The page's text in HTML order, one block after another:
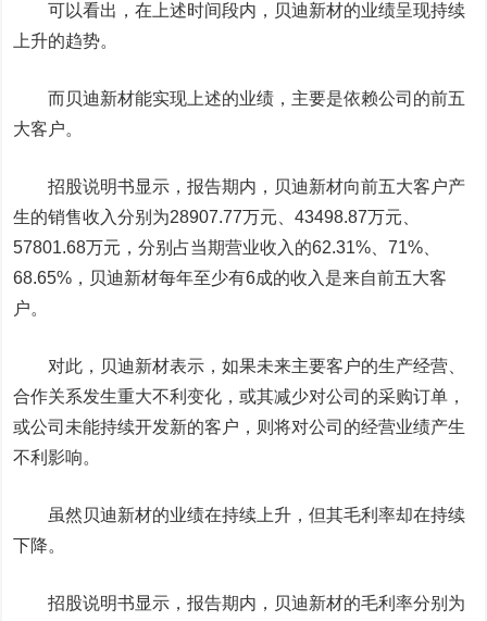
可以看出，在上述时间段内，贝迪新材的业绩呈现持续
上升的趋势。
而贝迪新材能实现上述的业绩，主要是依赖公司的前五
大客户。
招股说明书显示，报告期内，贝迪新材向前五大客户产
生的销售收入分别为28907.77万元、43498.87万元、
57801.68万元，分别占当期营业收入的62.31%、71%、
68.65%，贝迪新材每年至少有6成的收入是来自前五大客
户。
对此，贝迪新材表示，如果未来主要客户的生产经营、
合作关系发生重大不利变化，或其减少对公司的采购订单，
或公司未能持续开发新的客户，则将对公司的经营业绩产生
不利影响。
虽然贝迪新材的业绩在持续上升，但其毛利率却在持续
下降。
招股说明书显示，报告期内，贝迪新材的毛利率分别为